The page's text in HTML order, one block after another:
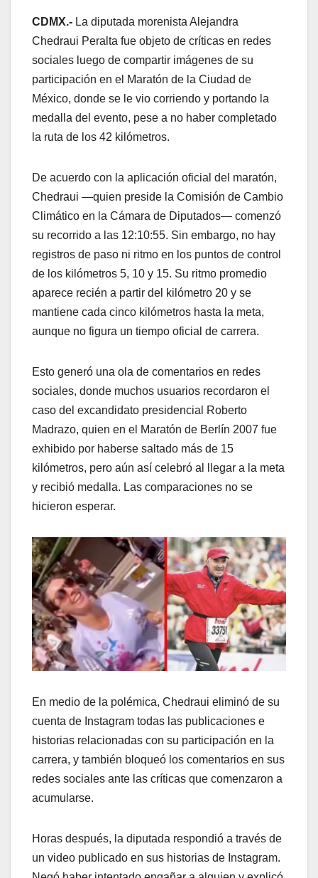
CDMX.- La diputada morenista Alejandra
Chedraui Peralta fue objeto de críticas en redes
sociales luego de compartir imágenes de su
participación en el Maratón de la Ciudad de
México, donde se le vio corriendo y portando la
medalla del evento, pese a no haber completado
la ruta de los 42 kilómetros.
De acuerdo con la aplicación oficial del maratón,
Chedraui —quien preside la Comisión de Cambio
Climático en la Cámara de Diputados— comenzó
su recorrido a las 12:10:55. Sin embargo, no hay
registros de paso ni ritmo en los puntos de control
de los kilómetros 5, 10 y 15. Su ritmo promedio
aparece recién a partir del kilómetro 20 y se
mantiene cada cinco kilómetros hasta la meta,
aunque no figura un tiempo oficial de carrera.
Esto generó una ola de comentarios en redes
sociales, donde muchos usuarios recordaron el
caso del excandidato presidencial Roberto
Madrazo, quien en el Maratón de Berlín 2007 fue
exhibido por haberse saltado más de 15
kilómetros, pero aún así celebró al llegar a la meta
y recibió medalla. Las comparaciones no se
hicieron esperar.
En medio de la polémica, Chedraui eliminó de su
cuenta de Instagram todas las publicaciones e
historias relacionadas con su participación en la
carrera, y también bloqueó los comentarios en sus
redes sociales ante las críticas que comenzaron a
acumularse.
Horas después, la diputada respondió a través de
un video publicado en sus historias de Instagram.